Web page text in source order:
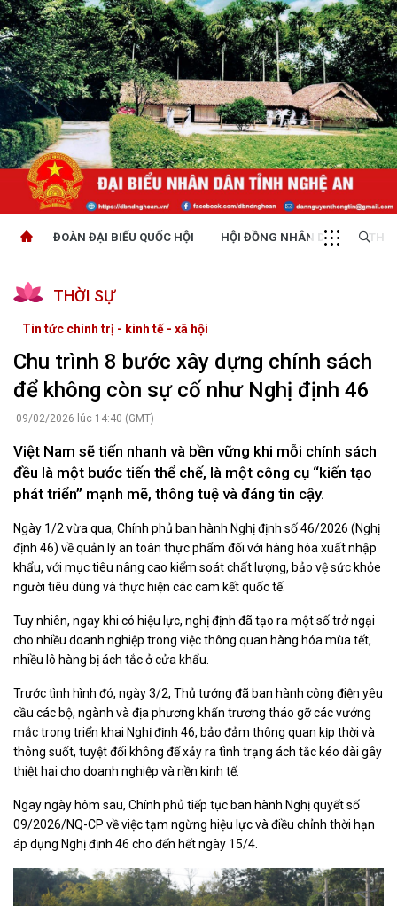
ĐOÀN ĐẠI BIỂU QUỐC HỘI HỘI ĐỒNG NHÂN DÂN
THỜI SỰ
Tin tức chính trị - kinh tế - xã hội
Chu trình 8 bước xây dựng chính sách
để không còn sự cố như Nghị định 46
09/02/2026 lúc 14:40 (GMT)
Việt Nam sẽ tiến nhanh và bền vững khi mỗi chính sách
đều là một bước tiến thể chế, là một công cụ “kiến tạo
phát triển” mạnh mẽ, thông tuệ và đáng tin cậy.
Ngày 1/2 vừa qua, Chính phủ ban hành Nghị định số 46/2026 (Nghị
định 46) về quản lý an toàn thực phẩm đối với hàng hóa xuất nhập
khẩu, với mục tiêu nâng cao kiểm soát chất lượng, bảo vệ sức khỏe
người tiêu dùng và thực hiện các cam kết quốc tế.
Tuy nhiên, ngay khi có hiệu lực, nghị định đã tạo ra một số trở ngại
cho nhiều doanh nghiệp trong việc thông quan hàng hóa mùa tết,
nhiều lô hàng bị ách tắc ở cửa khẩu.
Trước tình hình đó, ngày 3/2, Thủ tướng đã ban hành công điện yêu
cầu các bộ, ngành và địa phương khẩn trương tháo gỡ các vướng
mắc trong triển khai Nghị định 46, bảo đảm thông quan kịp thời và
thông suốt, tuyệt đối không để xảy ra tình trạng ách tắc kéo dài gây
thiệt hại cho doanh nghiệp và nền kinh tế.
Ngay ngày hôm sau, Chính phủ tiếp tục ban hành Nghị quyết số
09/2026/NQ-CP về việc tạm ngừng hiệu lực và điều chỉnh thời hạn
áp dụng Nghị định 46 cho đến hết ngày 15/4.